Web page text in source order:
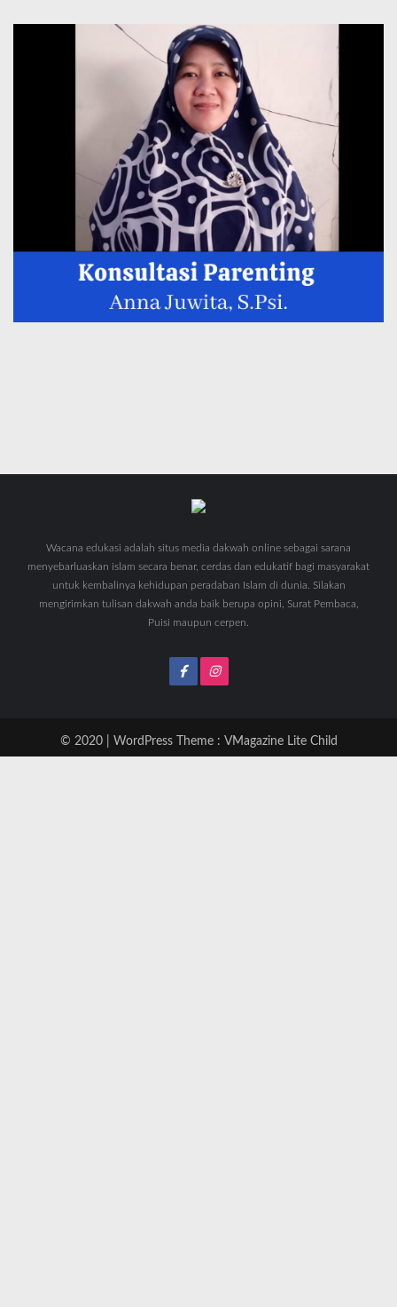
Wacana edukasi adalah situs media dakwah online sebagai sarana
menyebarluaskan islam secara benar, cerdas dan edukatif bagi masyarakat
untuk kembalinya kehidupan peradaban Islam di dunia. Silakan
mengirimkan tulisan dakwah anda baik berupa opini, Surat Pembaca,
Puisi maupun cerpen.
© 2020 | WordPress Theme : VMagazine Lite Child